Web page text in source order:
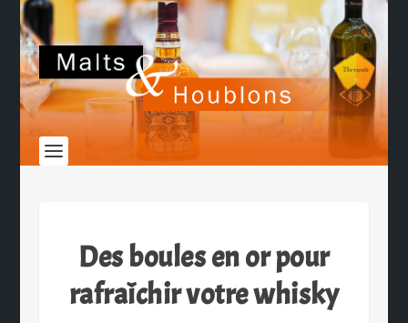
Des boules en or pour
rafraîchir votre whisky